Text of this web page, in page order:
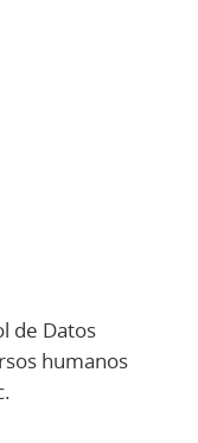
de Datos
humanos